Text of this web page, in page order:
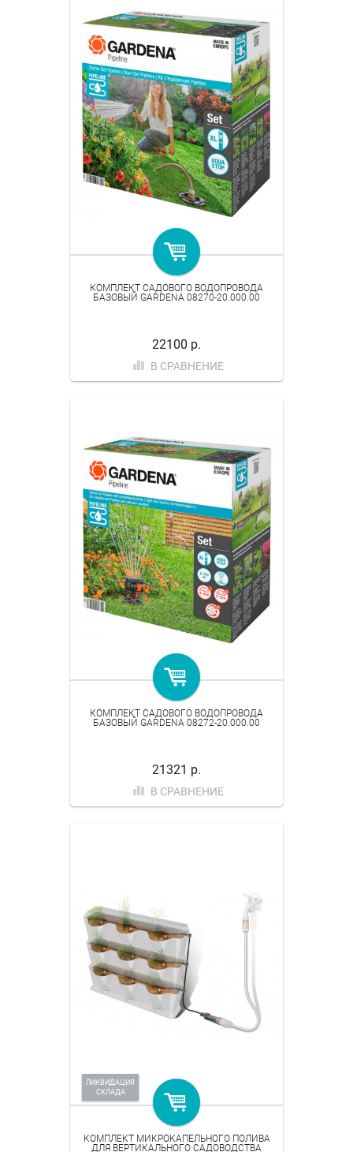
КОМПЛЕКТ САДОВОГО ВОДОПРОВОДА
БАЗОВЫЙ GARDENA 08270-20.000.00
22100 р.
В СРАВНЕНИЕ
КОМПЛЕКТ САДОВОГО ВОДОПРОВОДА
БАЗОВЫЙ GARDENA 08272-20.000.00
21321 р.
В СРАВНЕНИЕ
ЛИКВИДАЦИЯ
СКЛАДА
КОМПЛЕКТ МИКРОКАПЕЛЬНОГО ПОЛИВА
ДЛЯ ВЕРТИКАЛЬНОГО САДОВОДСТВА